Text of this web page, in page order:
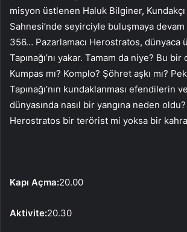
misyon üstlenen Haluk Bilginer,
Sahnesi’nde seyirciyle buluşmaya devam
356… Pazarlamacı Herostratos, dünyaca
Tapınağı’nı yakar. Tamam da niye? Bu bir
Kumpas mı? Komplo? Şöhret aşkı mı?
Tapınağı’nın kundaklanması efendilerin
dünyasında nasıl bir yangına neden oldu?
Herostratos bir terörist mi yoksa bir
Kapı Açma:20.00
Aktivite:20.30